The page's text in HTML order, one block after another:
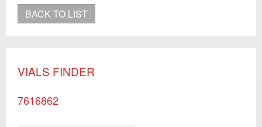
BACK TO LIST
VIALS FINDER
7616862